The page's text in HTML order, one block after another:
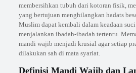
membersihkan tubuh dari kotoran fisik,
yang bertujuan menghilangkan hadats
Muslim dapat kembali dalam keadaan
menjalankan ibadah-ibadah tertentu.
mandi wajib menjadi krusial agar setiap
dilakukan sah di mata syariat.
Definisi Mandi Wajib dan